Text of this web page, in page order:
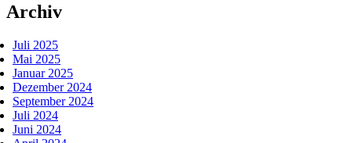
Archiv
Juli 2025
Mai 2025
Januar 2025
Dezember 2024
September 2024
Juli 2024
Juni 2024